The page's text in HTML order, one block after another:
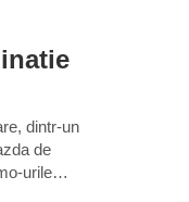
dintr-un
de
urile…